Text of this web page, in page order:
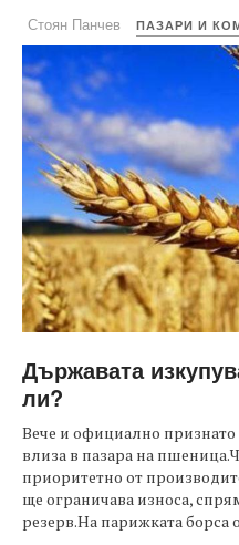
Стоян Панчев ПАЗАРИ И
Държавата
ли?
Вече и официално
влиза в пазара на
приоритетно от
ще ограничава износа,
резерв.На парижката борса